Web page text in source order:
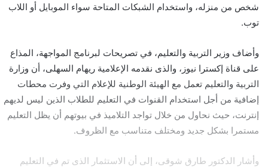
شخص من منزله، واستخدام الشبكات المتاحة سواء الموبايل أو اللاب
توب.
وأضاف وزير التربية والتعليم، في تصريحات لبرنامج المواجهة، المذاع
على قناة إكسترا نيوز، والذى نقدمه الإعلامية ريهام السهلى، أن وزارة
التربية والتعليم تعمل مع الهيئة الوطنية للإعلام التي وفرت محطات
إضافية من أجل استخدام القنوات في التعليم للطلاب الذين ليس لديهم
إنترنت، حيث نحاول من خلال تواجد التلاميذ في بيوتهم أن يظل التعليم
مستمرا بشكل جديد ومختلف متناسب مع الظروف.
وأشار الدكتور طارق شوقى، إلى أن الاستثمار الذى تم في التعليم